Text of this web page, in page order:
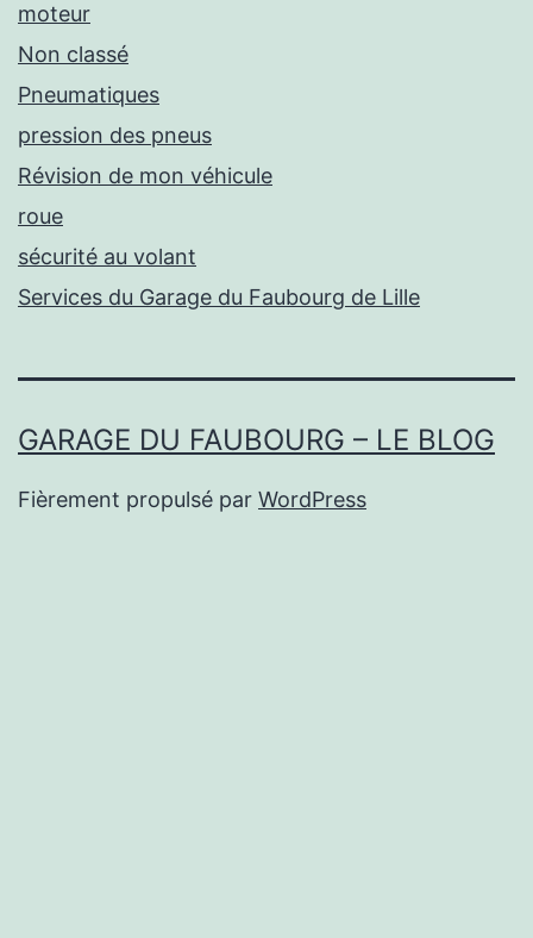
moteur
Non classé
Pneumatiques
pression des pneus
Révision de mon véhicule
roue
sécurité au volant
Services du Garage du Faubourg de Lille
GARAGE DU FAUBOURG – LE BLOG
Fièrement propulsé par WordPress